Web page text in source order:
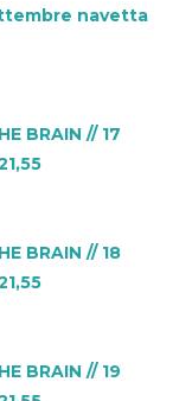
navetta
BRAIN // 17
BRAIN // 18
BRAIN // 19